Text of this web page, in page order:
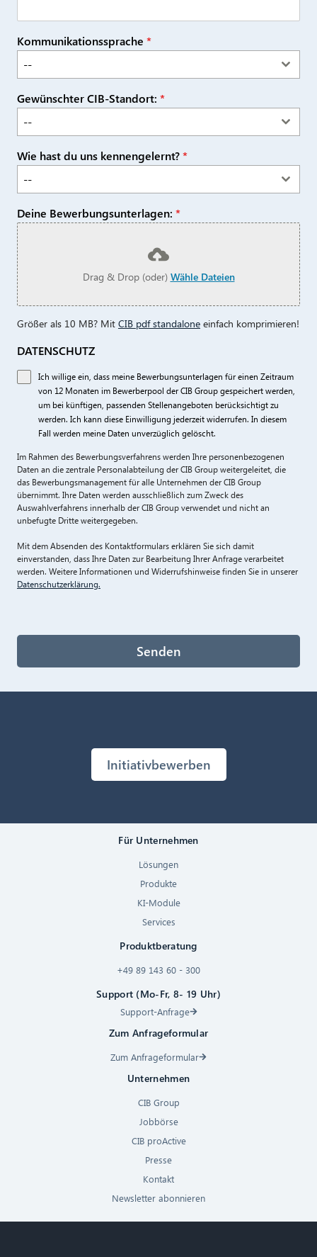
Kommunikationssprache *
--
Gewünschter CIB-Standort: *
--
Wie hast du uns kennengelernt?*
--
Deine Bewerbungsunterlagen: *
Drag & Drop (oder) Wähle Dateien
Größer als 10 MB? Mit CIB pdf standalone einfach komprimieren!
DATENSCHUTZ
Ich willige ein, dass meine Bewerbungsunterlagen für einen Zeitraum
von 12 Monaten im Bewerberpool der CIB Group gespeichert werden,
um bei künftigen, passenden Stellenangeboten berücksichtigt zu
werden. Ich kann diese Einwilligung jederzeit widerrufen. In diesem
Fall werden meine Daten unverzüglich gelöscht.
Im Rahmen des Bewerbungsverfahrens werden Ihre personenbezogenen
Daten an die zentrale Personalabteilung der CIB Group weitergeleitet, die
das Bewerbungsmanagement für alle Unternehmen der CIB Group
übernimmt. Ihre Daten werden ausschließlich zum Zweck des
Auswahlverfahrens innerhalb der CIB Group verwendet und nicht an
unbefugte Dritte weitergegeben.
Mit dem Absenden des Kontaktformulars erklären Sie sich damit
einverstanden, dass Ihre Daten zur Bearbeitung Ihrer Anfrage verarbeitet
werden. Weitere Informationen und Widerrufshinweise finden Sie in unserer
Datenschutzerklärung.
Senden
Initiativbewerben
Für Unternehmen
Lösungen
Produkte
KI-Module
Services
Produktberatung
+49 89 143 60 - 300
Support (Mo-Fr, 8- 19 Uhr)
Support-Anfrage
Zum Anfrageformular
Zum Anfrageformular
Unternehmen
CIB Group
Jobbörse
CIB proActive
Presse
Kontakt
Newsletter abonnieren